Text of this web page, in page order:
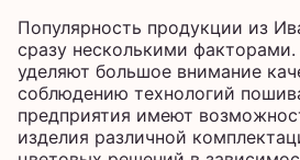
Популярность продукции из
сразу несколькими
уделяют большое внимание
соблюдению технологий
предприятия имеют
изделия различной